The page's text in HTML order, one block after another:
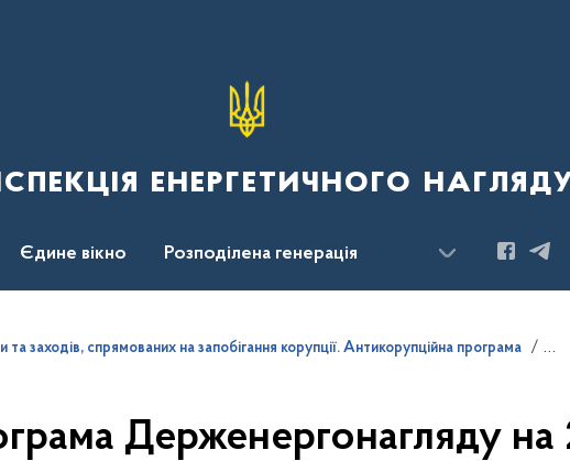
енергетичного
Єдине вікно Розподілена генерація
та заходів, спрямованих на запобігання корупції. Антикорупційна програма
Держенергонагляду